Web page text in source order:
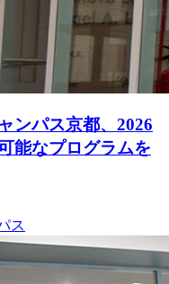
ンパス京都、2026
能なプログラムを
ス